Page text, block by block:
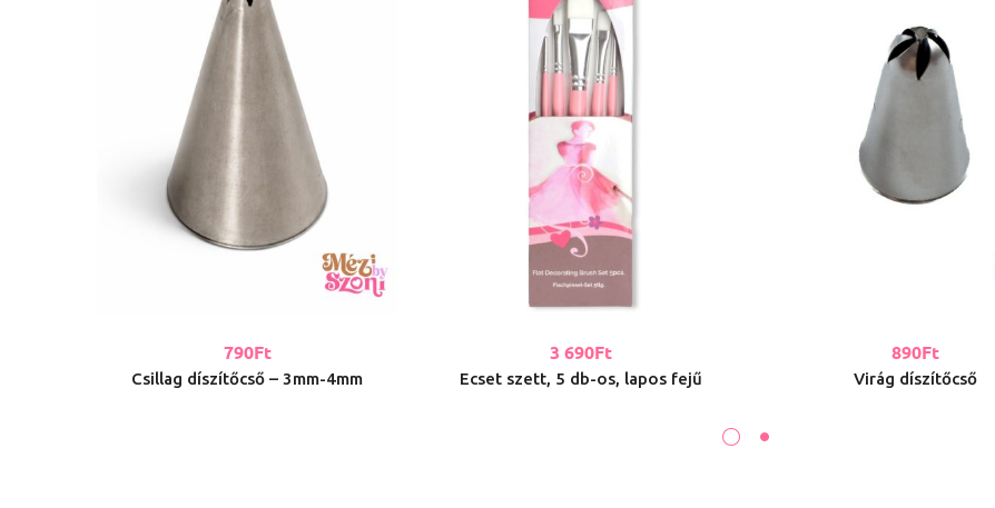
790Ft
Csillag díszítőcső – 3mm-4mm
3 690Ft
Ecset szett, 5 db-os, lapos fejű
890Ft
Virág díszítőcső